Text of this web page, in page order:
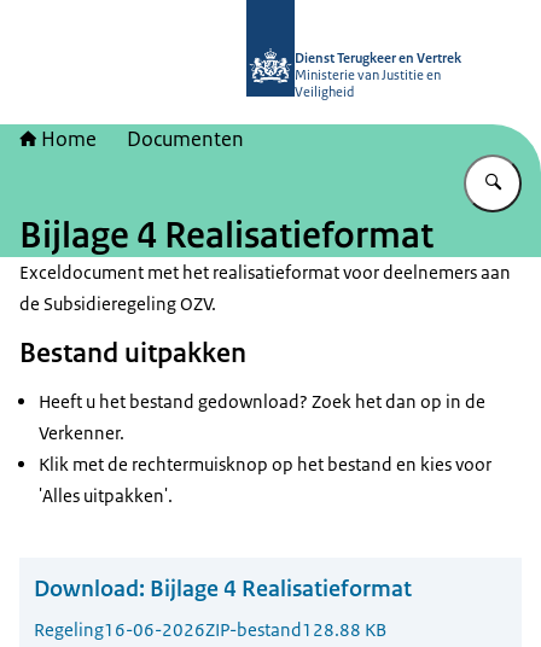
Dienst Terugkeer en Vertrek
Ministerie van Justitie en
Veiligheid
Home Documenten
Bijlage 4 Realisatieformat
Exceldocument met het realisatieformat voor deelnemers aan
de Subsidieregeling OZV.
Bestand uitpakken
Heeft u het bestand gedownload? Zoek het dan op in de
Verkenner.
Klik met de rechtermuisknop op het bestand en kies voor
'Alles uitpakken'.
Download: Bijlage 4 Realisatieformat
Regeling16-06-2026ZIP-bestand128.88 KB